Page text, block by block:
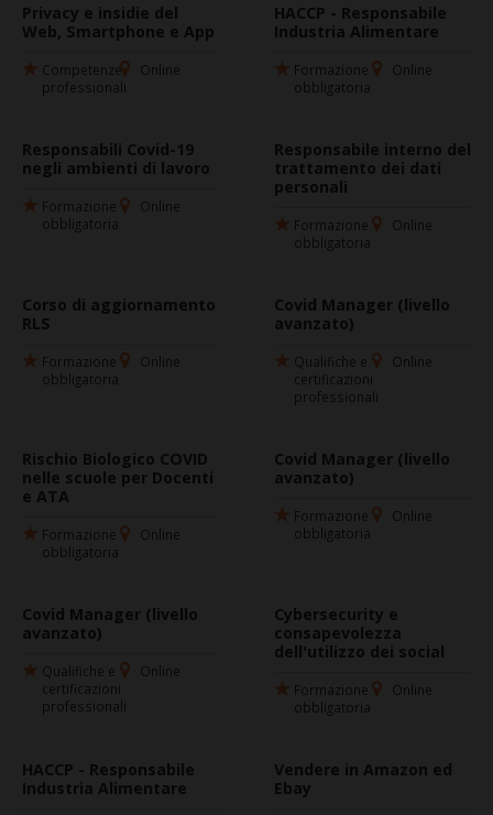
Privacy e insidie del
Web, Smartphone e App
Competenze
professionali
Online
HACCP - Responsabile
Industria Alimentare
Formazione
obbligatoria
Online
Responsabili Covid-19
negli ambienti di lavoro
Formazione
obbligatoria
Online
Responsabile interno del
trattamento dei dati
personali
Formazione
obbligatoria
Online
Corso di aggiornamento
RLS
Formazione
obbligatoria
Online
Covid Manager (livello
avanzato)
Qualifiche e
certificazioni
professionali
Online
Rischio Biologico COVID
nelle scuole per Docenti
e ATA
Formazione
obbligatoria
Online
Covid Manager (livello
avanzato)
Formazione
obbligatoria
Online
Covid Manager (livello
avanzato)
Qualifiche e
certificazioni
professionali
Online
Cybersecurity e
consapevolezza
dell'utilizzo dei social
Formazione
obbligatoria
Online
HACCP - Responsabile
Industria Alimentare
Vendere in Amazon ed
Ebay